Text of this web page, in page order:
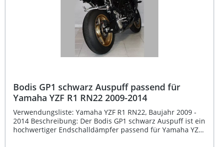
Die Montage ist einfach – der Originalschalldämpfer wird
einfach durch den Bodis P-Tec II ersetzt. Sportlicher
fünfkantiger Dämpfer mit Carbon-Endkappen für eine
umweltfreundliche Performance Spürbarer Leistungs-
und Drehmomentzuwachs Einfache Montage – Austausch
gegen Original-Endschalldämpfer Mit E-Zeichen und
Montagematerial EG-Typgenehmigung
Bodis GP1 schwarz Auspuff passend für
Yamaha YZF R1 RN22 2009-2014
Verwendungsliste: Yamaha YZF R1 RN22, Baujahr 2009 -
2014 Beschreibung: Der Bodis GP1 schwarz Auspuff ist ein
hochwertiger Endschalldämpfer passend für Yamaha YZF